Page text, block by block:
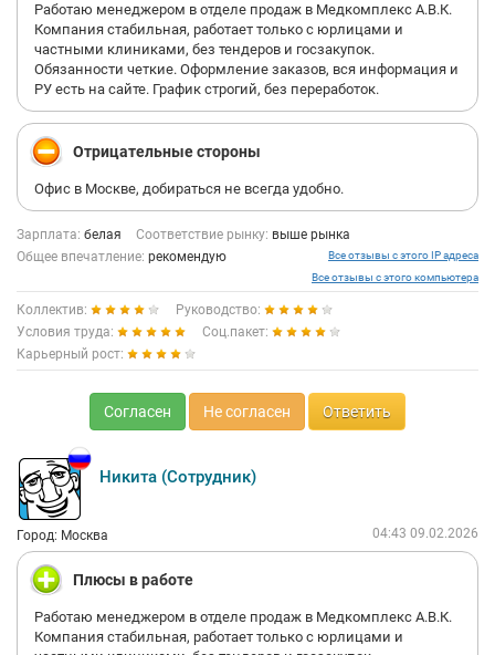
Работаю менеджером в отделе продаж в Медкомплекс А.В.К.
Компания стабильная, работает только с юрлицами и
частными клиниками, без тендеров и госзакупок.
Обязанности четкие. Оформление заказов, вся информация и
РУ есть на сайте. График строгий, без переработок.
Отрицательные стороны
Офис в Москве, добираться не всегда удобно.
Зарплата: белая Соответствие рынку: выше рынка
Общее впечатление: рекомендую
Все отзывы с этого IP адреса
Все отзывы с этого компьютера
Коллектив:
Руководство:
Условия труда:
Соц.пакет:
Карьерный рост:
Согласен Не согласен Ответить
Никита (Сотрудник)
Город: Москва 04:43 09.02.2026
Плюсы в работе
Работаю менеджером в отделе продаж в Медкомплекс А.В.К.
Компания стабильная, работает только с юрлицами и